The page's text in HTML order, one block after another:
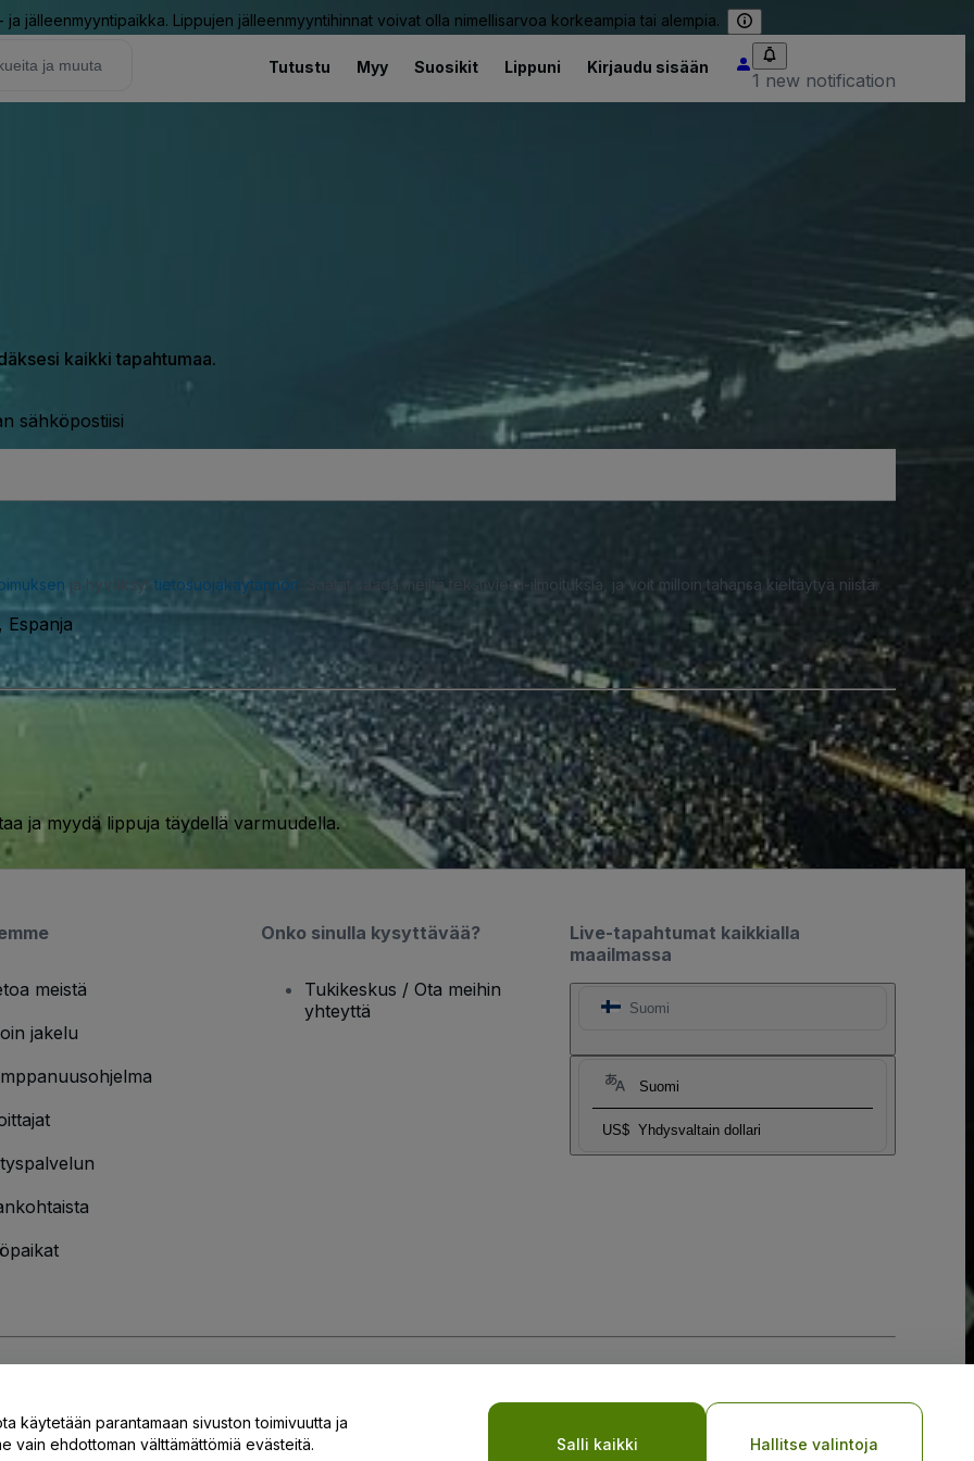
ja jälleenmyyntipaikka. Lippujen jälleenmyyntihinnat voivat olla nimellisarvoa korkeampia tai alempia.
Tutustu Myy Suosikit Lippuni Kirjaudu sisään
1 new notification
kaikki tapahtumaa.
sähköpostiisi
ja hyväksyt tietosuojakäytännön . Saatat saada meiltä tekstiviesti-ilmoituksia, ja voit milloin tahansa kieltäytyä niistä.
Espanja
ja myydä lippuja täydellä varmuudella.
Live-tapahtumat kaikkialla
maailmassa
Suomi
Suomi
US$ Yhdysvaltain dollari
meistä
jakelu
Onko sinulla kysyttävää?
Tukikeskus / Ota meihin
yhteyttä
käytetään parantamaan sivuston toimivuutta ja
vain ehdottoman välttämättömiä evästeitä.
Salli kaikki Hallitse valintoja